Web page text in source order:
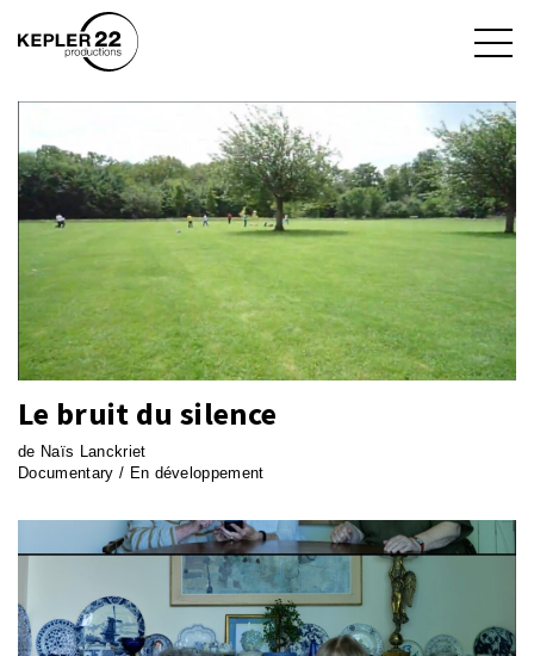
Le bruit du silence
de Naïs Lanckriet
Documentary / En développement